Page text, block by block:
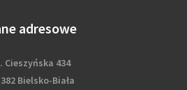
adresowe
Cieszyńska 434
Bielsko-Biała